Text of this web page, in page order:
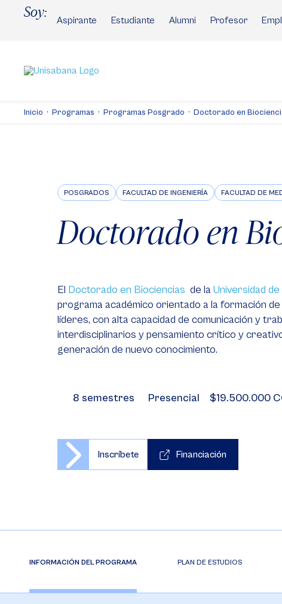
Soy:
Aspirante Estudiante Alumni Profesor
Inicio Programas Programas Posgrado Doctorado en
POSGRADOS FACULTAD DE INGENIERÍA FACULTAD DE
Doctorado en
El Doctorado en Biociencias de laUniversidad de
programa académico orientado a la formación
líderes, con alta capacidad de comunicación y
interdisciplinarios y pensamiento crítico y
generación de nuevo conocimiento.
8 semestres Presencial $19.500.000
Inscríbete Financiación
INFORMACIÓN DEL PROGRAMA PLAN DE ESTUDIOS